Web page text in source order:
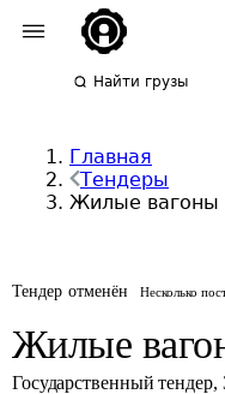
Найти грузы
Главная
Тендеры
Жилые вагоны
Тендер отменён Несколько
Жилые
Государственный тендер,